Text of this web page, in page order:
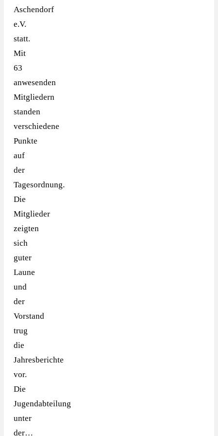
Aschendorf
e.V.
statt.
Mit
63
anwesenden
Mitgliedern
standen
verschiedene
Punkte
auf
der
Tagesordnung.
Die
Mitglieder
zeigten
sich
guter
Laune
und
der
Vorstand
trug
die
Jahresberichte
vor.
Die
Jugendabteilung
unter
der…